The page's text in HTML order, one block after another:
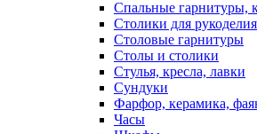
Спальные гарнитуры,
Столики для рукоделия
Столовые гарнитуры
Столы и столики
Стулья, кресла, лавки
Сундуки
Фарфор, керамика,
Часы